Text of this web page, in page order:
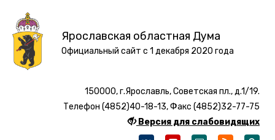
Ярославская областная Дума
Официальный сайт с 1 декабря 2020 года
150000, г.Ярославль, Советская пл., д.1/19.
Телефон (4852)40-18-13, Факс (4852)32-77-75
Версия для слабовидящих